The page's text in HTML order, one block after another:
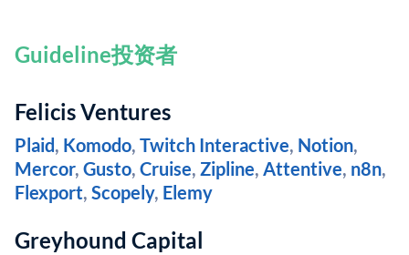
Guideline投资者
Felicis Ventures
Plaid, Komodo, Twitch Interactive, Notion,
Mercor, Gusto, Cruise, Zipline, Attentive, n8n,
Flexport, Scopely, Elemy
Greyhound Capital